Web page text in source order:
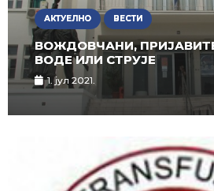
АКТУЕЛНО ВЕСТИ
ВОЖДОВЧАНИ,
ВОДЕ ИЛИ СТРУЈЕ
1. јул 2021.